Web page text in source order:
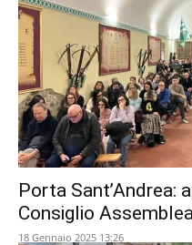
Porta Sant’Andrea:
Consiglio
18 Gennaio 2025 13:26